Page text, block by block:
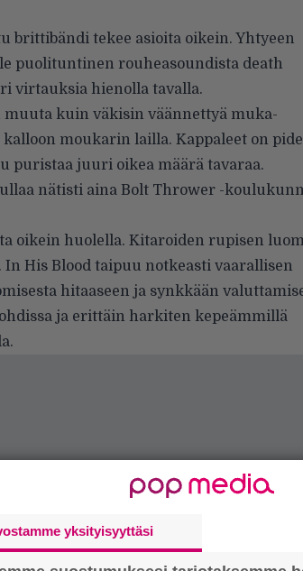
brittibändi tekee asioita oikein. Yhtyeen
puolituntinen rou­heasoundista death
virtauksia hie­nolla tavalla.
muuta kuin väkisin väännet­tyä muka-
moukarin lailla. Kappaleet on
puristaa juu­ri oikea määrä tavaraa.
nätisti aina Bolt Thrower -
oikein huolella. Kitaroiden rupisen
His Blood taipuu notkeasti vaarallisen
hitaaseen ja synk­kään
ja erittäin harkiten kepeämmillä
yksityisyyttäsi